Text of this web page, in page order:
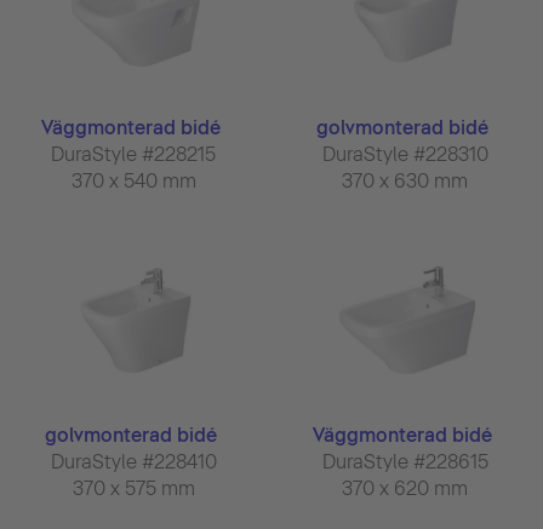
Väggmonterad bidé
DuraStyle #228215
370 x 540 mm
golvmonterad bidé
DuraStyle #228310
370 x 630 mm
golvmonterad bidé
DuraStyle #228410
370 x 575 mm
Väggmonterad bidé
DuraStyle #228615
370 x 620 mm